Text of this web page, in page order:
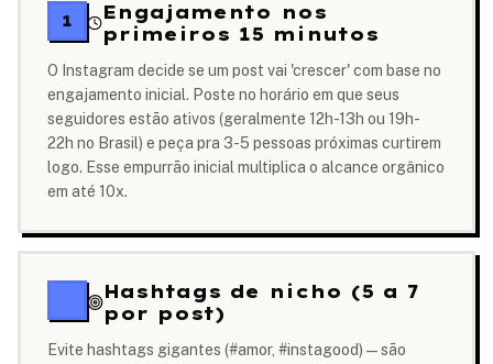
1
Engajamento nos
primeiros 15 minutos
O Instagram decide se um post vai 'crescer' com base no
engajamento inicial. Poste no horário em que seus
seguidores estão ativos (geralmente 12h-13h ou 19h-
22h no Brasil) e peça pra 3-5 pessoas próximas curtirem
logo. Esse empurrão inicial multiplica o alcance orgânico
em até 10x.
Hashtags de nicho (5 a 7
por post)
Evite hashtags gigantes (#amor, #instagood) — são